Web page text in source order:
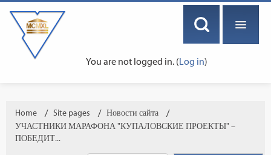
You are not logged in. (Log in)
Home → Site pages → Новости сайта
→
УЧАСТНИКИ МАРАФОНА "КУПАЛОВСКИЕ ПРОЕКТЫ" –
ПОБЕДИТ...